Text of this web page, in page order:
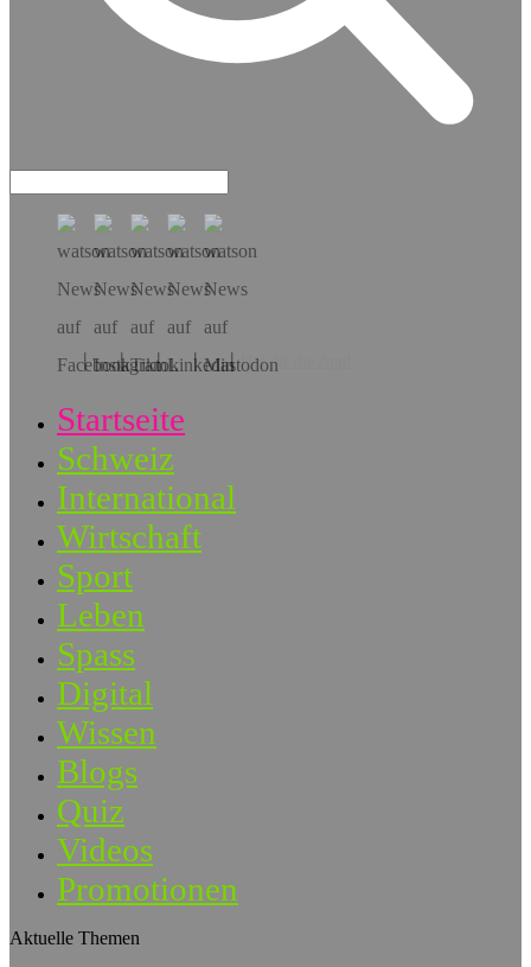
Hol dir die App!
Startseite
Schweiz
International
Wirtschaft
Sport
Leben
Spass
Digital
Wissen
Blogs
Quiz
Videos
Promotionen
Aktuelle Themen